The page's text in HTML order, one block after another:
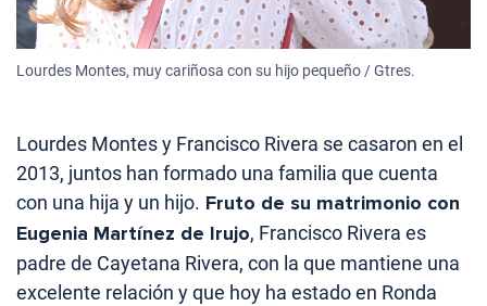
Lourdes Montes, muy cariñosa con su hijo pequeño / Gtres.
Lourdes Montes y Francisco Rivera se casaron en el
2013, juntos han formado una familia que cuenta
con una hija y un hijo. Fruto de su matrimonio con
Eugenia Martínez de Irujo, Francisco Rivera es
padre de Cayetana Rivera, con la que mantiene una
excelente relación y que hoy ha estado en Ronda